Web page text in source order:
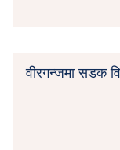
वीरगन्जमा सडक